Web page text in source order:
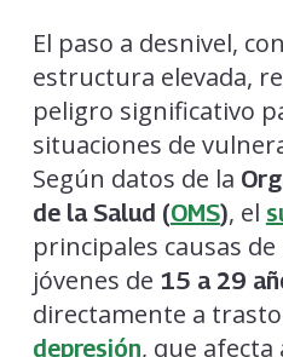
El paso a desnivel,
estructura elevada,
peligro significativo
situaciones de
Según datos de la
de la Salud (OMS), el
principales causas
jóvenes de 15 a 29
directamente a
depresión, que afecta